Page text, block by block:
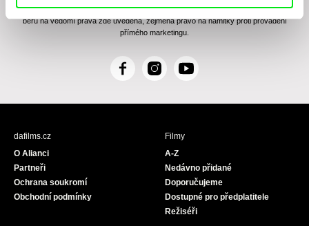
Zásady zpracování osobních údajů, textu rozumím a souhlasím s ním, přičemž
beru na vědomí práva zde uvedená, zejména právo na námitky proti provádění
přímého marketingu.
F
c
I
s
Y
u
dafilms.cz
O Alianci
Partneři
Ochrana soukromí
Obchodní podmínky
Filmy
A-Z
Nedávno přidané
Doporučujeme
Dostupné pro předplatitele
Režiséři